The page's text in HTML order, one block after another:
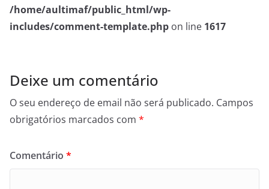
/home/aultimaf/public_html/wp-
includes/comment-template.php on line 1617
Deixe um comentário
O seu endereço de email não será publicado. Campos
obrigatórios marcados com *
Comentário *